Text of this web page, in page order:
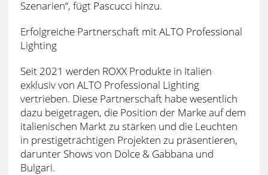
Szenarien“, fügt Pascucci hinzu.
Erfolgreiche Partnerschaft mit ALTO Professional
Lighting
Seit 2021 werden ROXX Produkte in Italien
exklusiv von ALTO Professional Lighting
vertrieben. Diese Partnerschaft habe wesentlich
dazu beigetragen, die Position der Marke auf dem
italienischen Markt zu stärken und die Leuchten
in prestigeträchtigen Projekten zu präsentieren,
darunter Shows von Dolce & Gabbana und
Bulgari.